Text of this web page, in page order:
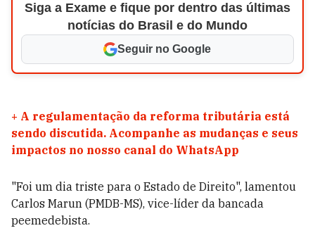
Siga a Exame e fique por dentro das últimas
notícias do Brasil e do Mundo
Seguir no Google
+ A regulamentação da reforma tributária está
sendo discutida. Acompanhe as mudanças e seus
impactos no nosso canal do WhatsApp
"Foi um dia triste para o Estado de Direito", lamentou
Carlos Marun (PMDB-MS), vice-líder da bancada
peemedebista.